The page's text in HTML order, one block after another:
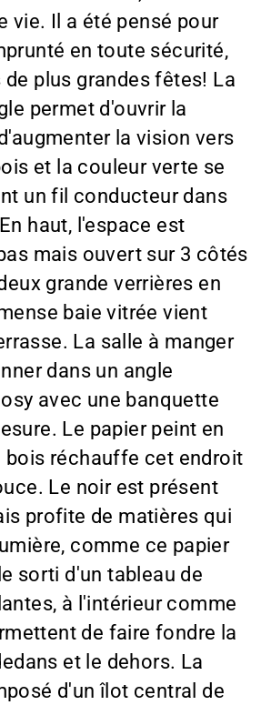
vie. Il a été pensé pour
en toute sécurité,
plus grandes fêtes! La
permet d'ouvrir la
la vision vers
et la couleur verte se
un fil conducteur dans
haut, l'espace est
mais ouvert sur 3 côtés
grande verrières en
baie vitrée vient
La salle à manger
dans un angle
avec une banquette
Le papier peint en
bois réchauffe cet endroit
Le noir est présent
profite de matières qui
comme ce papier
sorti d'un tableau de
à l'intérieur comme
de faire fondre la
et le dehors. La
d'un îlot central de